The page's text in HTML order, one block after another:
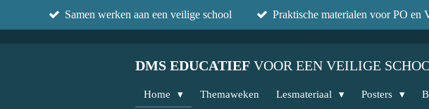
direct
Samen werken aan een veilige school Praktische materialen voor PO en
DMS EDUCATIEF VOOR EEN VEILIGE
Home Themaweken Lesmateriaal Posters